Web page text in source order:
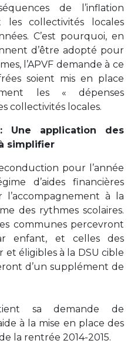
de l’inflation
les collectivités locales
C’est pourquoi, en
d’être adopté pour
l’APVF demande à ce
soient mis en place
les « dépenses
collectivités locales.
Une application des
simplifier
pour l’année
d’aides financières
à la
des rythmes scolaires.
communes percevront
enfant, et celles des
éligibles à la DSU cible
d’un supplément de
sa demande de
à la mise en place des
la rentrée 2014-2015.